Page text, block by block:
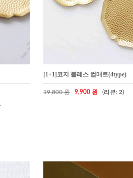
[1+1]코지 블레스 컵매트(4type)
19,800 원 9,900 원 (리뷰: 2)